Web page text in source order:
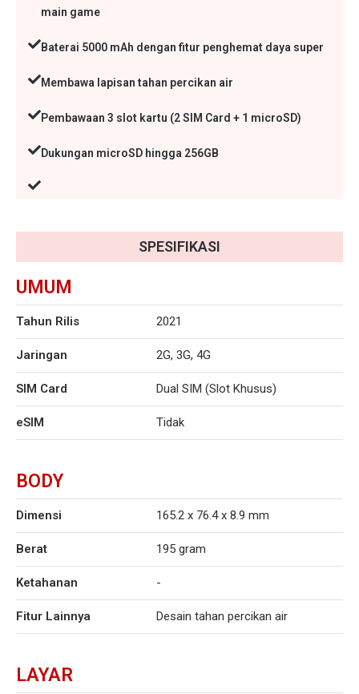
main game
Baterai 5000 mAh dengan fitur penghemat daya super
Membawa lapisan tahan percikan air
Pembawaan 3 slot kartu (2 SIM Card + 1 microSD)
Dukungan microSD hingga 256GB
SPESIFIKASI
UMUM
Tahun Rilis 2021
Jaringan 2G, 3G, 4G
SIM Card Dual SIM (Slot Khusus)
eSIM Tidak
BODY
Dimensi 165.2 x 76.4 x 8.9 mm
Berat 195 gram
Ketahanan -
Fitur Lainnya Desain tahan percikan air
LAYAR